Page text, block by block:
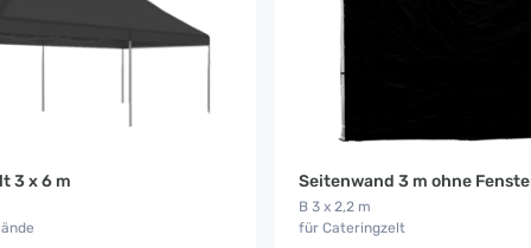
3 x 6 m Seitenwand 3 m ohne
B 3 x 2,2 m
für Cateringzelt